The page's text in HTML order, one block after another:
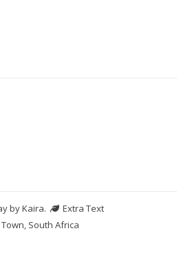
byKaira.
Extra Text
South Africa